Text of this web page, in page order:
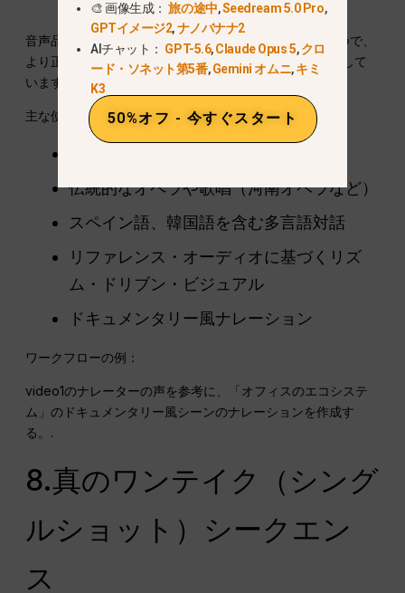
音声品質もSeedance 2.0の大きなアップグレードの一つで、
より正確なトーン、自然な配信、映像との整合性が向上して
います。.
主な使用例
伝統的なオペラや歌唱（河南オペラなど）
スペイン語、韓国語を含む多言語対話
リファレンス・オーディオに基づくリズ
ム・ドリブン・ビジュアル
ドキュメンタリー風ナレーション
ワークフローの例：
video1のナレーターの声を参考に、「オフィスのエコシステ
ム」のドキュメンタリー風シーンのナレーションを作成す
る。.
8.真のワンテイク（シング
ルショット）シークエン
ス
🎨 画像生成：旅の途中,Seedream 5.0 Pro,
GPTイメージ2,ナノバナナ2
AIチャット： GPT-5.6,Claude Opus 5,クロ
ード・ソネット第5番,Gemini オムニ,キミ
K3
50%オフ - 今すぐスタート